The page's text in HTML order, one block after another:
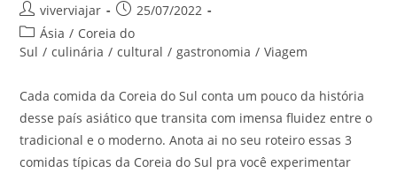
Autor
do
post:
viverviajar
Post
publicado:
25/07/2022
Categoria
do
Ásia / Coreia do
Sul / culinária / cultural / gastronomia / Viagem
Cada comida da Coreia do Sul conta um pouco da história
desse país asiático que transita com imensa fluidez entre o
tradicional e o moderno. Anota ai no seu roteiro essas 3
comidas típicas da Coreia do Sul pra você experimentar